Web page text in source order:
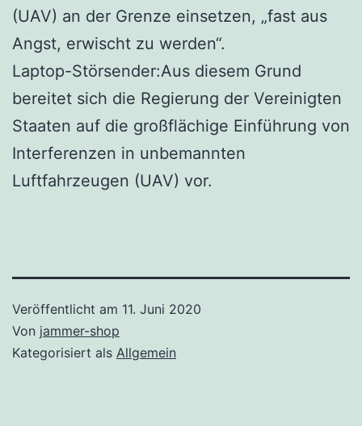
(UAV) an der Grenze einsetzen, „fast aus
Angst, erwischt zu werden“.
Laptop-Störsender:Aus diesem Grund
bereitet sich die Regierung der Vereinigten
Staaten auf die großflächige Einführung von
Interferenzen in unbemannten
Luftfahrzeugen (UAV) vor.
Veröffentlicht am 11. Juni 2020
Von jammer-shop
Kategorisiert als Allgemein